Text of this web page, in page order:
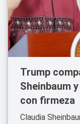
Trump
Sheinbaum
con firmeza
Claudia